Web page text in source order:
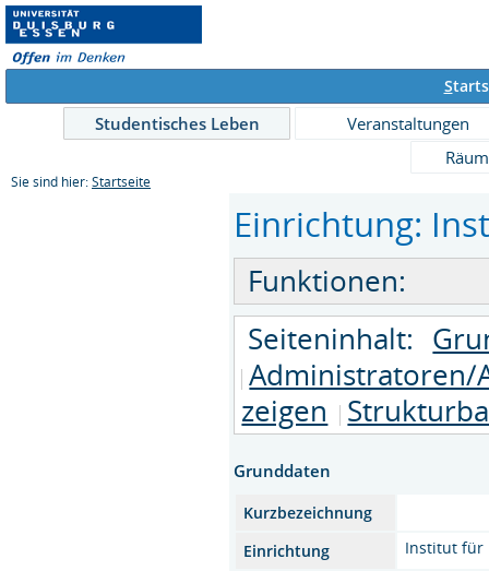
S
Studentisches Leben
Veranstaltungen
Sie sind hier: Startseite
Einrichtung:
Funktionen:
Seiteninhalt:
zeigen
Grunddaten
Kurzbezeichnung
Einrichtung
Institut für